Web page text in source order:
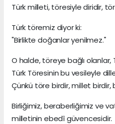
Türk milleti, töresiyle diridir,
Türk töremiz diyor ki:
"Birlikte doğanlar yenilmez."
O halde, töreye bağlı olanlar,
Türk Töresinin bu vesileyle
Çünkü töre birdir, millet birdir,
Birliğimiz, beraberliğimiz ve
milletinin ebedî güvencesidir.